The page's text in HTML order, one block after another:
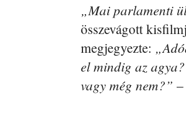
„Mai parlamenti
összevágott
megjegyezte:
el mindig az
vagy még nem?”